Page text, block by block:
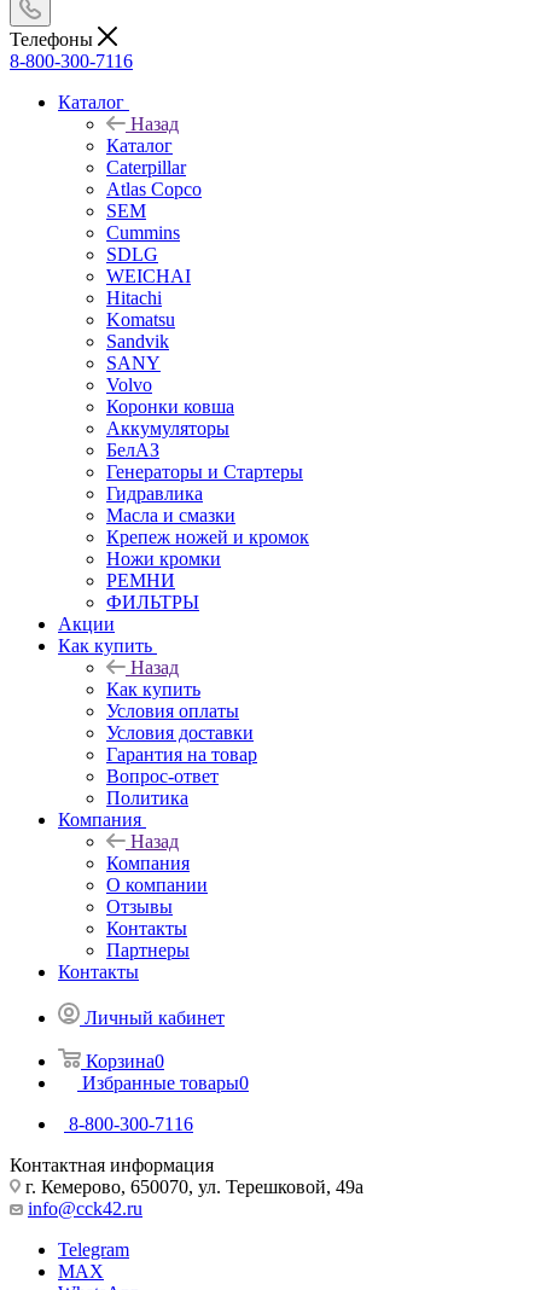
Телефоны
8-800-300-7116
Каталог
Назад
Каталог
Caterpillar
Atlas Copco
SEM
Cummins
SDLG
WEICHAI
Hitachi
Komatsu
Sandvik
SANY
Volvo
Коронки ковша
Аккумуляторы
БелАЗ
Генераторы и Стартеры
Гидравлика
Масла и смазки
Крепеж ножей и кромок
Ножи кромки
РЕМНИ
ФИЛЬТРЫ
Акции
Как купить
Назад
Как купить
Условия оплаты
Условия доставки
Гарантия на товар
Вопрос-ответ
Политика
Компания
Назад
Компания
О компании
Отзывы
Контакты
Партнеры
Контакты
Личный кабинет
Корзина0
Избранные товары0
8-800-300-7116
Контактная информация
г. Кемерово, 650070, ул. Терешковой, 49а
info@cck42.ru
Telegram
MAX